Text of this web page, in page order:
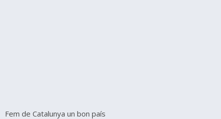
Fem de Catalunya un bon país